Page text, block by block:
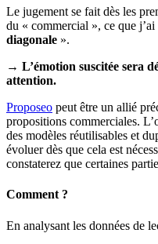
Le jugement se fait dès les
du « commercial », ce que
diagonale ».
→ L’émotion suscitée sera
attention.
Proposeo peut être un allié
propositions commerciales.
des modèles réutilisables et
évoluer dès que cela est
constaterez que certaines
Comment ?
En analysant les données de